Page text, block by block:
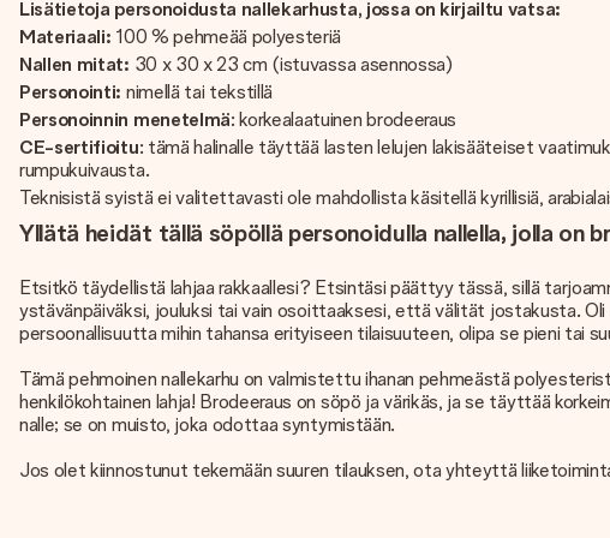
Lisätietoja personoidusta nallekarhusta, jossa on kirjailtu vatsa:
Materiaali: 100 % pehmeää polyesteriä
Nallen mitat: 30 x 30 x 23 cm (istuvassa asennossa)
Personointi: nimellä tai tekstillä
Personoinnin menetelmä: korkealaatuinen brodeeraus
CE-sertifioitu: tämä halinalle täyttää lasten lelujen lakisääteiset
rumpukuivausta.
Teknisistä syistä ei valitettavasti ole mahdollista käsitellä kyrillisiä,
Yllätä heidät tällä söpöllä personoidulla nallella, jolla on
Etsitkö täydellistä lahjaa rakkaallesi? Etsintäsi päättyy tässä, sillä
ystävänpäiväksi, jouluksi tai vain osoittaaksesi, että välität jostakusta.
persoonallisuutta mihin tahansa erityiseen tilaisuuteen, olipa se pieni tai
Tämä pehmoinen nallekarhu on valmistettu ihanan pehmeästä
henkilökohtainen lahja! Brodeeraus on söpö ja värikäs, ja se täyttää
nalle; se on muisto, joka odottaa syntymistään.
Jos olet kiinnostunut tekemään suuren tilauksen, ota yhteyttä